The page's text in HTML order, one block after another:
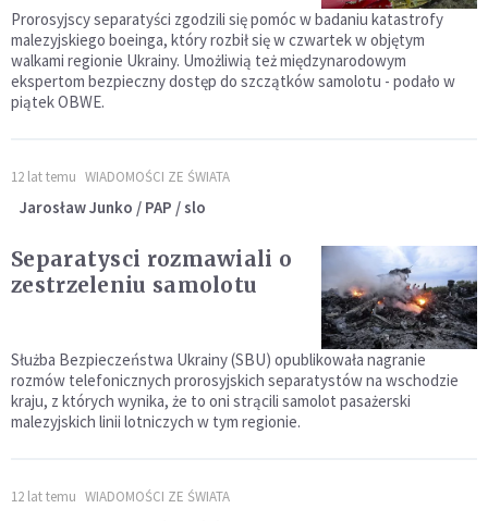
Prorosyjscy separatyści zgodzili się pomóc w badaniu katastrofy
malezyjskiego boeinga, który rozbił się w czwartek w objętym
walkami regionie Ukrainy. Umożliwią też międzynarodowym
ekspertom bezpieczny dostęp do szczątków samolotu - podało w
piątek OBWE.
12 lat temu WIADOMOŚCI ZE ŚWIATA
Jarosław Junko / PAP / slo
Separatysci rozmawiali o
zestrzeleniu samolotu
Służba Bezpieczeństwa Ukrainy (SBU) opublikowała nagranie
rozmów telefonicznych prorosyjskich separatystów na wschodzie
kraju, z których wynika, że to oni strącili samolot pasażerski
malezyjskich linii lotniczych w tym regionie.
12 lat temu WIADOMOŚCI ZE ŚWIATA